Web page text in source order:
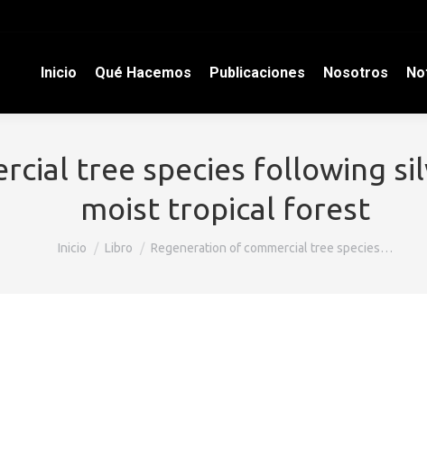
Inicio Qué Hacemos Publicaciones Nosotros
tree species following
moist tropical forest
Estás aquí:
Inicio Libro Regeneration of commercial tree species…